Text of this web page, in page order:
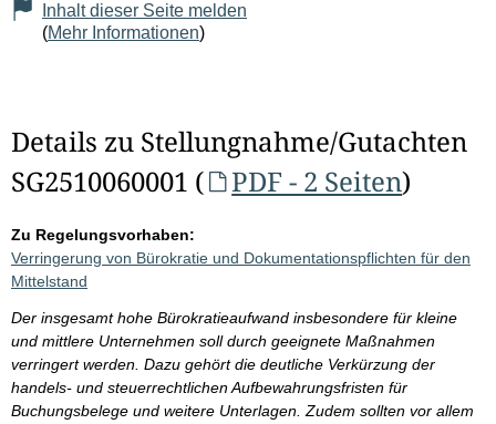
Inhalt dieser Seite melden
(Mehr Informationen)
Details zu Stellungnahme/Gutachten
SG2510060001 (
PDF - 2 Seiten)
Zu Regelungsvorhaben:
Verringerung von Bürokratie und Dokumentationspflichten für den
Mittelstand
Der insgesamt hohe Bürokratieaufwand insbesondere für kleine
und mittlere Unternehmen soll durch geeignete Maßnahmen
verringert werden. Dazu gehört die deutliche Verkürzung der
handels- und steuerrechtlichen Aufbewahrungsfristen für
Buchungsbelege und weitere Unterlagen. Zudem sollten vor allem